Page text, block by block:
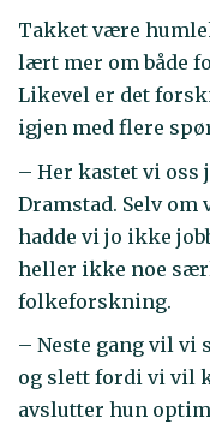
Takket være
lært mer om både
Likevel er det
igjen med flere
– Her kastet vi
Dramstad. Selv om
hadde vi jo ikke
heller ikke noe
folkeforskning.
– Neste gang vil vi
og slett fordi vi vil
avslutter hun